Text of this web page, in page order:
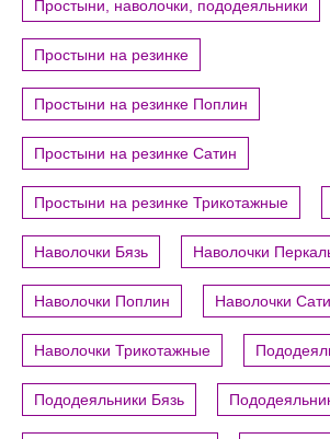
Простыни, наволочки, пододеяльники
Простыни на резинке
Простыни на резинке Поплин
Простыни на резинке Сатин
Простыни на резинке Трикотажные
Наволочки Бязь Наволочки
Наволочки Поплин Наволочки
Наволочки Трикотажные
Пододеяльники Бязь